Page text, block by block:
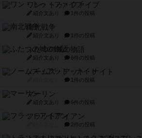
ワン・トゥ・ファイブ
紹介文あり 1件の投稿
南北戦争
紹介文あり 1件の投稿
ふたつの城の物語
紹介文あり 6件の投稿
ノームズ・アット・ナイト
1件の投稿
マーリン
紹介文あり 6件の投稿
フラットアイアン
2件の投稿